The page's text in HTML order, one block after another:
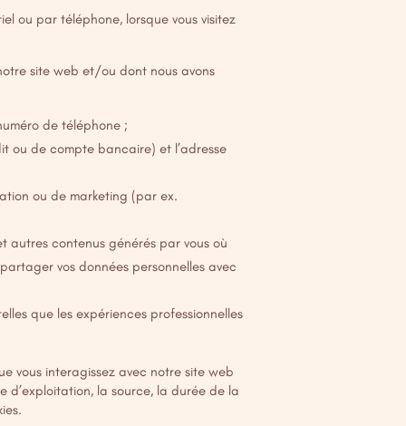
ou par téléphone, lorsque vous visitez
site web et/ou dont nous avons
de téléphone ;
ou de compte bancaire) et l’adresse
ou de marketing (par ex.
autres contenus générés par vous où
vos données personnelles avec
que les expériences professionnelles
vous interagissez avec notre site web
d’exploitation, la source, la durée de la
.